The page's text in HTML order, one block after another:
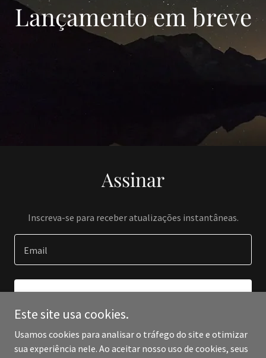
‌‌Lançamento em breve
Assinar
Inscreva-se para receber atualizações instantâneas.
Email
Este site usa cookies.
Usamos cookies para analisar o tráfego do site e otimizar
sua experiência nele. Ao aceitar nosso uso de cookies, seus